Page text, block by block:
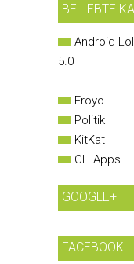
BELIEBTE
Android
5.0
Froyo
Politik
KitKat
CH Apps
GOOGLE+
FACEBOOK